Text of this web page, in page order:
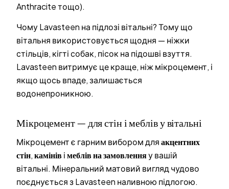
Anthracite тощо).
Чому Lavasteen на підлозі вітальні? Тому що
вітальня використовується щодня — ніжки
стільців, кігті собак, пісок на підошві взуття.
Lavasteen витримує це краще, ніж мікроцемент, і
якщо щось впаде, залишається
водонепроникною.
Мікроцемент — для стін і меблів у вітальні
Мікроцемент є гарним вибором дляакцентних
стін,камінівімеблів на замовленняу вашій
вітальні. Мінеральний матовий вигляд чудово
поєднується з Lavasteen наливною підлогою.